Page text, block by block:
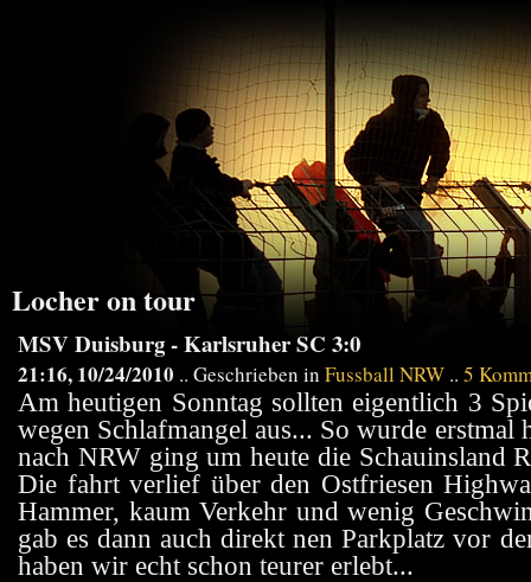
Locher on tour
MSV Duisburg - Karlsruher SC 3:0
21:16, 10/24/2010 .. Geschrieben in Fussball NRW .. 5
Am heutigen Sonntag sollten eigentlich 3
wegen Schlafmangel aus... So wurde erstmal
nach NRW ging um heute die Schauinsland
Die fahrt verlief über den Ostfriesen
Hammer, kaum Verkehr und wenig
gab es dann auch direkt nen Parkplatz vor
haben wir echt schon teurer erlebt...